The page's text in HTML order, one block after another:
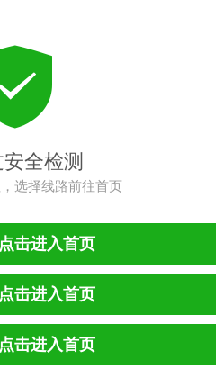
全检测
选择线路前往首页
击进入首页
击进入首页
击进入首页